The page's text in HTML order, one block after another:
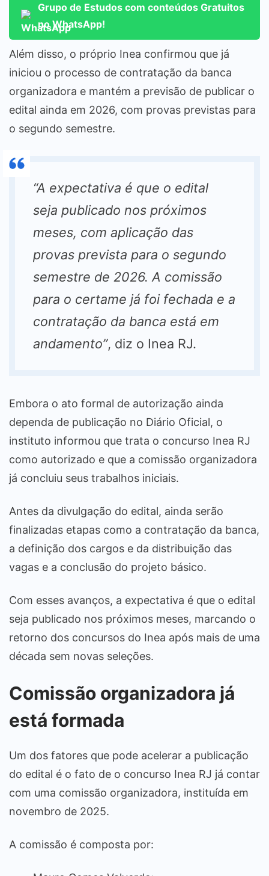
Grupo de Estudos com conteúdos Gratuitos
no WhatsApp!
Além disso, o próprio Inea confirmou que já
iniciou o processo de contratação da banca
organizadora e mantém a previsão de publicar o
edital ainda em 2026, com provas previstas para
o segundo semestre.
“A expectativa é que o edital
seja publicado nos próximos
meses, com aplicação das
provas prevista para o segundo
semestre de 2026. A comissão
para o certame já foi fechada e a
contratação da banca está em
andamento”, diz o Inea RJ.
Embora o ato formal de autorização ainda
dependa de publicação no Diário Oficial, o
instituto informou que trata o concurso Inea RJ
como autorizado e que a comissão organizadora
já concluiu seus trabalhos iniciais.
Antes da divulgação do edital, ainda serão
finalizadas etapas como a contratação da banca,
a definição dos cargos e da distribuição das
vagas e a conclusão do projeto básico.
Com esses avanços, a expectativa é que o edital
seja publicado nos próximos meses, marcando o
retorno dos concursos do Inea após mais de uma
década sem novas seleções.
Comissão organizadora já
está formada
Um dos fatores que pode acelerar a publicação
do edital é o fato de o concurso Inea RJ já contar
com uma comissão organizadora, instituída em
novembro de 2025.
A comissão é composta por: